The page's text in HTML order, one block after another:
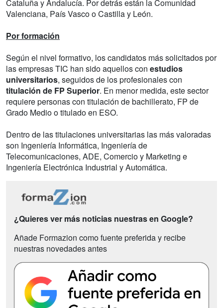
Cataluña y Andalucía. Por detrás están la Comunidad
Valenciana, País Vasco o Castilla y León.
Por formación
Según el nivel formativo, los candidatos más solicitados por
las empresas TIC han sido aquellos con estudios
universitarios, seguidos de los profesionales con
titulación de FP Superior. En menor medida, este sector
requiere personas con titulación de bachillerato, FP de
Grado Medio o titulado en ESO.
Dentro de las titulaciones universitarias las más valoradas
son Ingeniería Informática, Ingeniería de
Telecomunicaciones, ADE, Comercio y Marketing e
Ingeniería Electrónica Industrial y Automática.
¿Quieres ver más noticias nuestras en Google?
Añade Formazion como fuente preferida y recibe
nuestras novedades antes